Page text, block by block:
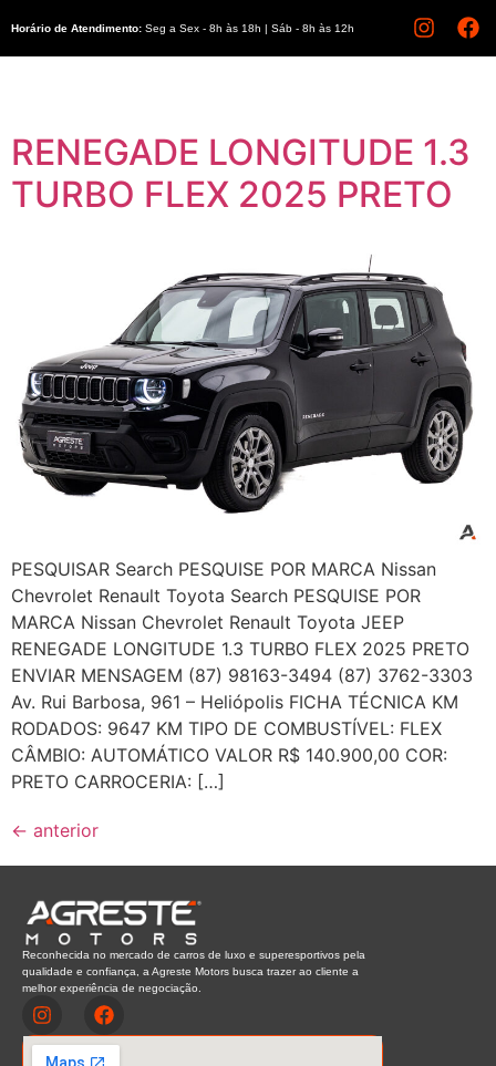
Horário de Atendimento: Seg a Sex - 8h às 18h | Sáb - 8h às 12h
RENEGADE LONGITUDE 1.3
TURBO FLEX 2025 PRETO
PESQUISAR Search PESQUISE POR MARCA Nissan
Chevrolet Renault Toyota Search PESQUISE POR
MARCA Nissan Chevrolet Renault Toyota JEEP
RENEGADE LONGITUDE 1.3 TURBO FLEX 2025 PRETO
ENVIAR MENSAGEM (87) 98163-3494 (87) 3762-3303
Av. Rui Barbosa, 961 – Heliópolis FICHA TÉCNICA KM
RODADOS: 9647 KM TIPO DE COMBUSTÍVEL: FLEX
CÂMBIO: AUTOMÁTICO VALOR R$ 140.900,00 COR:
PRETO CARROCERIA: […]
← anterior
Reconhecida no mercado de carros de luxo e superesportivos pela
qualidade e confiança, a Agreste Motors busca trazer ao cliente a
melhor experiência de negociação.